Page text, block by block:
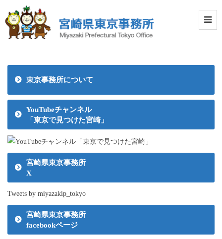
東京事務所について
YouTubeチャンネル
「東京で見つけた宮崎」
宮崎県東京事務所
X
Tweets by miyazakip_tokyo
宮崎県東京事務所
facebookページ